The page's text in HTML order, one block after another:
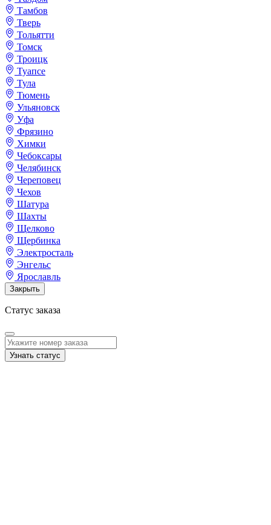
Тамбов
Тверь
Тольятти
Томск
Троицк
Туапсе
Тула
Тюмень
Ульяновск
Уфа
Фрязино
Химки
Чебоксары
Челябинск
Череповец
Чехов
Шатура
Шахты
Щелково
Щербинка
Электросталь
Энгельс
Ярославль
Закрыть
Статус заказа
Узнать статус